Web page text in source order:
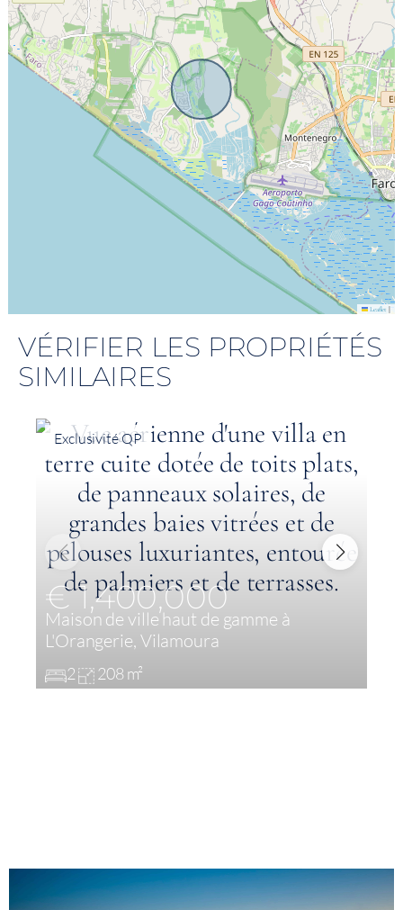
Leaflet |
VÉRIFIER LES PROPRIÉTÉS
SIMILAIRES
€ 1,400,000
Maison de ville haut de gamme à
L'Orangerie, Vilamoura
2 208 m²
Exclusivité QP